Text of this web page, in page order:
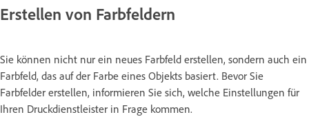
Erstellen von Farbfeldern
Sie können nicht nur ein neues Farbfeld erstellen, sondern auch ein
Farbfeld, das auf der Farbe eines Objekts basiert. Bevor Sie
Farbfelder erstellen, informieren Sie sich, welche Einstellungen für
Ihren Druckdienstleister in Frage kommen.